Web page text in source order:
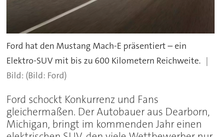
Ford hat den Mustang Mach-E präsentiert – ein
Elektro-SUV mit bis zu 600 Kilometern Reichweite.
(Bild: Ford)
Ford schockt Konkurrenz und Fans
gleichermaßen. Der Autobauer aus Dearborn,
Michigan, bringt im kommenden Jahr einen